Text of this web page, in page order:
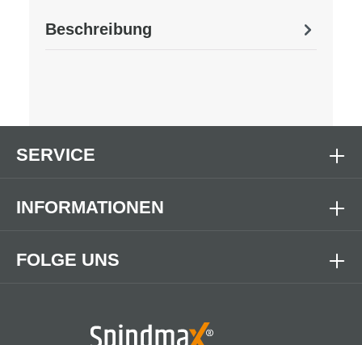
Beschreibung
FOLGE UNS
SERVICE
INFORMATIONEN